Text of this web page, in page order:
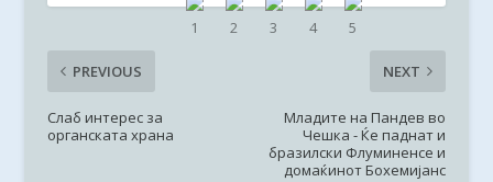
PREVIOUS
Слаб интерес за
органската храна
NEXT
Младите на Пандев во
Чешка - Ќе паднат и
бразилски Флуминенсе и
домаќинот Бохемијанс